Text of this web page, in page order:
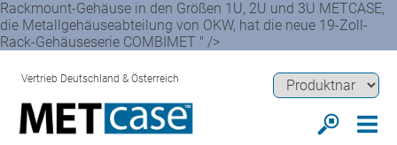
Rackmount-Gehäuse in den Größen 1U, 2U und 3U METCASE,
die Metallgehäuseabteilung von OKW, hat die neue 19-Zoll-
Rack-Gehäuseserie COMBIMET " />
Vertrieb Deutschland & Österreich